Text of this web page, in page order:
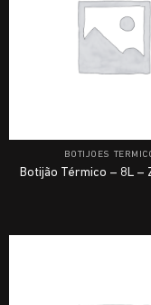
BOTIJÕES
Botijão Térmico – 8L –